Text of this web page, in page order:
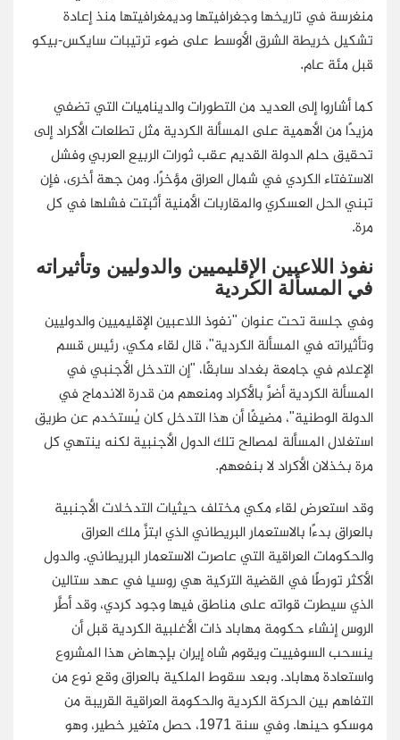
منغرسة في تاريخها وجغرافيتها وديمغرافيتها منذ إعادة
تشكيل خريطة الشرق الأوسط على ضوء ترتيبات سايكس-بيكو
قبل مئة عام.
كما أشاروا إلى العديد من التطورات والديناميات التي تضفي
مزيدًا من الأهمية على المسألة الكردية مثل تطلعات الأكراد إلى
تحقيق حلم الدولة القديم عقب ثورات الربيع العربي وفشل
الاستفتاء الكردي في شمال العراق مؤخرًا. ومن جهة أخرى، فإن
تبني الحل العسكري والمقاربات الأمنية أثبتت فشلها في كل
مرة.
نفوذ اللاعبين الإقليميين والدوليين وتأثيراته
في المسألة الكردية
وفي جلسة تحت عنوان "نفوذ اللاعبين الإقليميين والدوليين
وتأثيراته في المسألة الكردية"، قال لقاء مكي، رئيس قسم
الإعلام في جامعة بغداد سابقًا، "إن التدخل الأجنبي في
المسألة الكردية أضرَّ بالأكراد ومنعهم من قدرة الاندماج في
الدولة الوطنية"، مضيفًا أن هذا التدخل كان يُستخدم عن طريق
استغلال المسألة لمصالح تلك الدول الأجنبية لكنه ينتهي كل
مرة بخذلان الأكراد لا بنفعهم.
وقد استعرض لقاء مكي مختلف حيثيات التدخلات الأجنبية
بالعراق بدءًا بالاستعمار البريطاني الذي ابتزَّ ملك العراق
والحكومات العراقية التي عاصرت الاستعمار البريطاني. والدول
الأكثر تورطًا في القضية التركية هي روسيا في عهد ستالين
الذي سيطرت قواته على مناطق فيها وجود كردي، وقد أطَّر
الروس إنشاء حكومة مهاباد ذات الأغلبية الكردية قبل أن
ينسحب السوفييت ويقوم شاه إيران بإجهاض هذا المشروع
واستعادة مهاباد. وبعد سقوط الملكية بالعراق وقع نوع من
التفاهم بين الحركة الكردية والحكومة العراقية القريبة من
موسكو حينها. وفي سنة 1971، حصل متغير خطير، وهو